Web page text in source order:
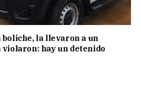
la llevaron a un
hay un detenido